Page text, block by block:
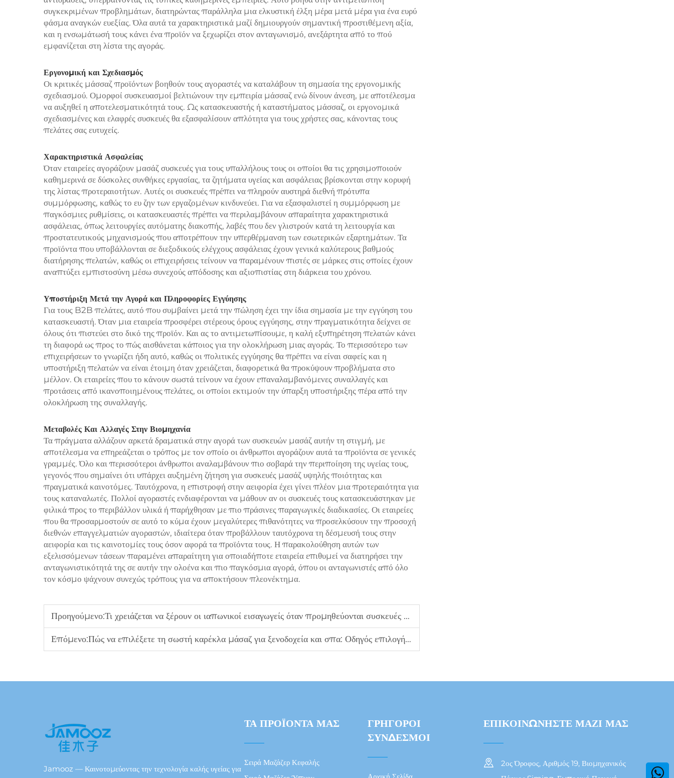
συγκεκριμένων προβλημάτων, διατηρώντας παράλληλα μια ελκυστική έλξη μέρα μετά μέρα για ένα ευρύ
φάσμα αναγκών ευεξίας. Όλα αυτά τα χαρακτηριστικά μαζί δημιουργούν σημαντική προστιθέμενη αξία,
και η ενσωμάτωσή τους κάνει ένα προϊόν να ξεχωρίζει στον ανταγωνισμό, ανεξάρτητα από το πού
εμφανίζεται στη λίστα της αγοράς.
Εργονομική και Σχεδιασμός
Οι κριτικές μάσσαζ προϊόντων βοηθούν τους αγοραστές να καταλάβουν τη σημασία της εργονομικής
σχεδιασμού. Ομορφοί συσκευασμοί βελτιώνουν την εμπειρία μάσσαζ ενώ δίνουν άνεση, με αποτέλεσμα
να αυξηθεί η αποτελεσματικότητά τους. Ως κατασκευαστής ή καταστήματος μάσσαζ, οι εργονομικά
σχεδιασμένες και ελαφρές συσκευές θα εξασφαλίσουν απλότητα για τους χρήστες σας, κάνοντας τους
πελάτες σας ευτυχείς.
Χαρακτηριστικά Ασφαλείας
Όταν εταιρείες αγοράζουν μασάζ συσκευές για τους υπαλλήλους τους οι οποίοι θα τις χρησιμοποιούν
καθημερινά σε δύσκολες συνθήκες εργασίας, τα ζητήματα υγείας και ασφάλειας βρίσκονται στην κορυφή
της λίστας προτεραιοτήτων. Αυτές οι συσκευές πρέπει να πληρούν αυστηρά διεθνή πρότυπα
συμμόρφωσης, καθώς το ευ ζην των εργαζομένων κινδυνεύει. Για να εξασφαλιστεί η συμμόρφωση με
παγκόσμιες ρυθμίσεις, οι κατασκευαστές πρέπει να περιλαμβάνουν απαραίτητα χαρακτηριστικά
ασφάλειας, όπως λειτουργίες αυτόματης διακοπής, λαβές που δεν γλιστρούν κατά τη λειτουργία και
προστατευτικούς μηχανισμούς που αποτρέπουν την υπερθέρμανση των εσωτερικών εξαρτημάτων. Τα
προϊόντα που υποβάλλονται σε διεξοδικούς ελέγχους ασφάλειας έχουν γενικά καλύτερους βαθμούς
διατήρησης πελατών, καθώς οι επιχειρήσεις τείνουν να παραμένουν πιστές σε μάρκες στις οποίες έχουν
αναπτύξει εμπιστοσύνη μέσω συνεχούς απόδοσης και αξιοπιστίας στη διάρκεια του χρόνου.
Υποστήριξη Μετά την Αγορά και Πληροφορίες Εγγύησης
Για τους B2B πελάτες, αυτό που συμβαίνει μετά την πώληση έχει την ίδια σημασία με την εγγύηση του
κατασκευαστή. Όταν μια εταιρεία προσφέρει στέρεους όρους εγγύησης, στην πραγματικότητα δείχνει σε
όλους ότι πιστεύει στο δικό της προϊόν. Και ας το αντιμετωπίσουμε, η καλή εξυπηρέτηση πελατών κάνει
τη διαφορά ως προς το πώς αισθάνεται κάποιος για την ολοκλήρωση μιας αγοράς. Το περισσότερο των
επιχειρήσεων το γνωρίζει ήδη αυτό, καθώς οι πολιτικές εγγύησης θα πρέπει να είναι σαφείς και η
υποστήριξη πελατών να είναι έτοιμη όταν χρειάζεται, διαφορετικά θα προκύψουν προβλήματα στο
μέλλον. Οι εταιρείες που το κάνουν σωστά τείνουν να έχουν επαναλαμβανόμενες συναλλαγές και
προτάσεις από ικανοποιημένους πελάτες, οι οποίοι εκτιμούν την ύπαρξη υποστήριξης πέρα από την
ολοκλήρωση της συναλλαγής.
Μεταβολές Και Αλλαγές Στην Βιομηχανία
Τα πράγματα αλλάζουν αρκετά δραματικά στην αγορά των συσκευών μασάζ αυτήν τη στιγμή, με
αποτέλεσμα να επηρεάζεται ο τρόπος με τον οποίο οι άνθρωποι αγοράζουν αυτά τα προϊόντα σε γενικές
γραμμές. Όλο και περισσότεροι άνθρωποι αναλαμβάνουν πιο σοβαρά την περιποίηση της υγείας τους,
γεγονός που σημαίνει ότι υπάρχει αυξημένη ζήτηση για συσκευές μασάζ υψηλής ποιότητας και
πραγματικά καινοτόμες. Ταυτόχρονα, η επιστροφή στην αειφορία έχει γίνει πλέον μια προτεραιότητα για
τους καταναλωτές. Πολλοί αγοραστές ενδιαφέρονται να μάθουν αν οι συσκευές τους κατασκευάστηκαν με
φιλικά προς το περιβάλλον υλικά ή παρήχθησαν με πιο πράσινες παραγωγικές διαδικασίες. Οι εταιρείες
που θα προσαρμοστούν σε αυτό το κύμα έχουν μεγαλύτερες πιθανότητες να προσελκύσουν την προσοχή
διεθνών επαγγελματιών αγοραστών, ιδιαίτερα όταν προβάλλουν ταυτόχρονα τη δέσμευσή τους στην
αειφορία και τις καινοτομίες τους όσον αφορά τα προϊόντα τους. Η παρακολούθηση αυτών των
εξελισσόμενων τάσεων παραμένει απαραίτητη για οποιαδήποτε εταιρεία επιθυμεί να διατηρήσει την
ανταγωνιστικότητά της σε αυτήν την ολοένα και πιο παγκόσμια αγορά, όπου οι ανταγωνιστές από όλο
τον κόσμο ψάχνουν συνεχώς τρόπους για να αποκτήσουν πλεονέκτημα.
Προηγούμενο:Τι χρειάζεται να ξέρουν οι ιαπωνικοί εισαγωγείς όταν προμηθεύονται συσκευές μάλλεσματος από την Κίνα
Επόμενο:Πώς να επιλέξετε τη σωστή καρέκλα μάσαζ για ξενοδοχεία και σπα: Οδηγός επιλογής για B2B
Jamooz — Καινοτομεύοντας την τεχνολογία καλής υγείας για
ΤΑ ΠΡΟΪΌΝΤΑ ΜΑΣ
Σειρά Μαζάζερ Κεφαλής
ΓΡΉΓΟΡΟΙ
ΣΎΝΔΕΣΜΟΙ
ΕΠΙΚΟΙΝΩΝΗΣΤΕ ΜΑΖΙ ΜΑΣ
2ος Όροφος, Αριθμός 19, Βιομηχανικός